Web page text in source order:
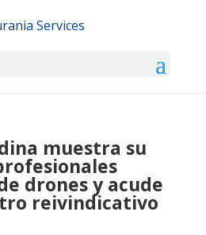
muestra su
drones y acude
reivindicativo